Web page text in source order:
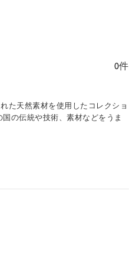
0件
た天然素材を使用したコレクショ
の伝統や技術、素材などをうま